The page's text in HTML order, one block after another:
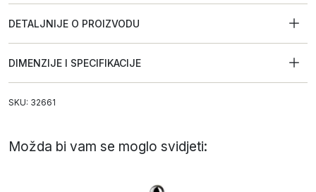
DETALJNIJE O PROIZVODU
DIMENZIJE I SPECIFIKACIJE
SKU: 32661
Možda bi vam se moglo svidjeti: